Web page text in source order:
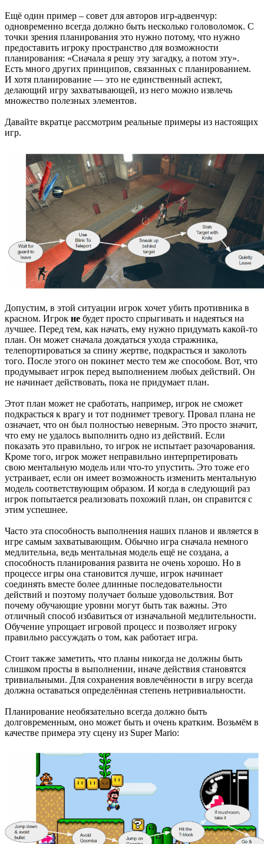
Ещё один пример – совет для авторов игр-адвенчур:
одновременно всегда должно быть несколько головоломок. С
точки зрения планирования это нужно потому, что нужно
предоставить игроку пространство для возможности
планирования: «Сначала я решу эту загадку, а потом эту».
Есть много других принципов, связанных с планированием.
И хотя планирование — это не единственный аспект,
делающий игру захватывающей, из него можно извлечь
множество полезных элементов.
Давайте вкратце рассмотрим реальные примеры из настоящих
игр.
Допустим, в этой ситуации игрок хочет убить противника в
красном. Игрок не будет просто спрыгивать и надеяться на
лучшее. Перед тем, как начать, ему нужно придумать какой-то
план. Он может сначала дождаться ухода стражника,
телепортироваться за спину жертве, подкрасться и заколоть
того. После этого он покинет место тем же способом. Вот, что
продумывает игрок перед выполнением любых действий. Он
не начинает действовать, пока не придумает план.
Этот план может не сработать, например, игрок не сможет
подкрасться к врагу и тот поднимет тревогу. Провал плана не
означает, что он был полностью неверным. Это просто значит,
что ему не удалось выполнить одно из действий. Если
показать это правильно, то игрок не испытает разочарования.
Кроме того, игрок может неправильно интерпретировать
свою ментальную модель или что-то упустить. Это тоже его
устраивает, если он имеет возможность изменить ментальную
модель соответствующим образом. И когда в следующий раз
игрок попытается реализовать похожий план, он справится с
этим успешнее.
Часто эта способность выполнения наших планов и является в
игре самым захватывающим. Обычно игра сначала немного
медлительна, ведь ментальная модель ещё не создана, а
способность планирования развита не очень хорошо. Но в
процессе игры она становится лучше, игрок начинает
соединять вместе более длинные последовательности
действий и поэтому получает больше удовольствия. Вот
почему обучающие уровни могут быть так важны. Это
отличный способ избавиться от изначальной медлительности.
Обучение упрощает игровой процесс и позволяет игроку
правильно рассуждать о том, как работает игра.
Стоит также заметить, что планы никогда не должны быть
слишком просты в выполнении, иначе действия становятся
тривиальными. Для сохранения вовлечённости в игру всегда
должна оставаться определённая степень нетривиальности.
Планирование необязательно всегда должно быть
долговременным, оно может быть и очень кратким. Возьмём в
качестве примера эту сцену из Super Mario: